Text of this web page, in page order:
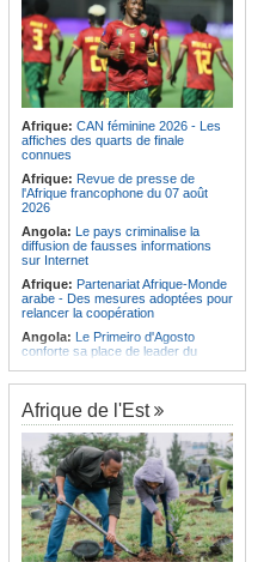
Afrique: CAN féminine 2026 - Les
affiches des quarts de finale
connues
Afrique: Revue de presse de
l'Afrique francophone du 07 août
2026
Angola: Le pays criminalise la
diffusion de fausses informations
sur Internet
Afrique: Partenariat Afrique-Monde
arabe - Des mesures adoptées pour
relancer la coopération
Angola: Le Primeiro d'Agosto
conforte sa place de leader du
Angola:Le ministre des
Ressources minérales reconnaît
une pénurie de carburants au pays
Angola:Boxe - Elder Liduema se
qualifie pour les quarts de finale
Angola: Handball - Le pays s'incline
face à la Guinée dans les matches
de classement
Angola:Football - L'Interclube
corrige le Kabuscorp en match de
Afrique de l'Est